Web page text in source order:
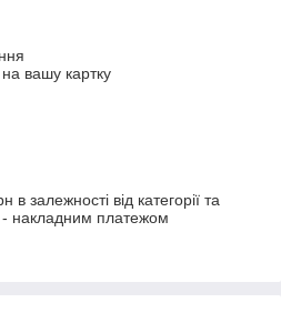
вашу картку
залежності від категорії та
- накладним платежом